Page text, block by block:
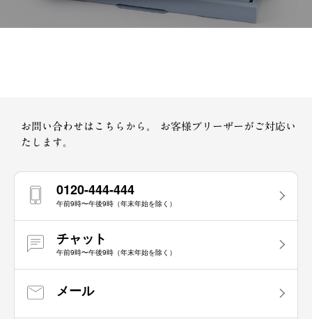
お問い合わせはこちらから。
お客様プリーザーがご対応い
たします。
0120-444-444
午前9時〜午後9時（年末年始を除く）
チャット
午前9時〜午後9時（年末年始を除く）
メール